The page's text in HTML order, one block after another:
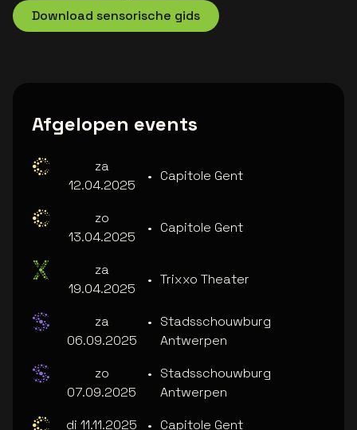
Download sensorische gids
Afgelopen events
za
12.04.2025
• Capitole Gent
zo
13.04.2025
• Capitole Gent
za
19.04.2025
• Trixxo Theater
za
06.09.2025
• Stadsschouwburg
Antwerpen
zo
07.09.2025
• Stadsschouwburg
Antwerpen
di 11.11.2025
• Capitole Gent